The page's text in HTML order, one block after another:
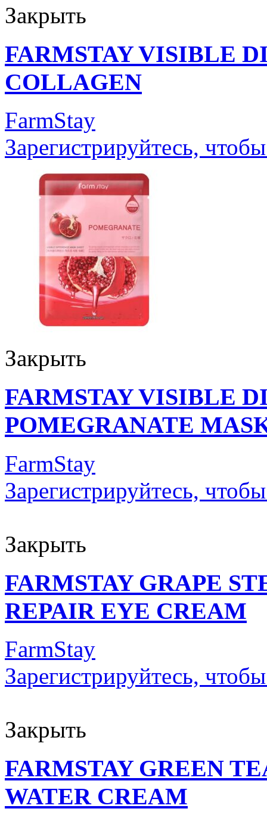
Закрыть
FARMSTAY VISIBLE
COLLAGEN
FarmStay
Зарегистрируйтесь,
Закрыть
FARMSTAY VISIBLE
POMEGRANATE
FarmStay
Зарегистрируйтесь,
Закрыть
FARMSTAY GRAPE
REPAIR EYE CREAM
FarmStay
Зарегистрируйтесь,
Закрыть
FARMSTAY GREEN
WATER CREAM